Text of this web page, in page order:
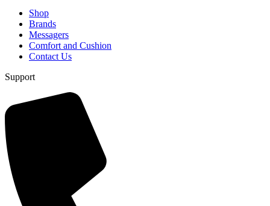
Shop
Brands
Messagers
Comfort and Cushion
Contact Us
Support